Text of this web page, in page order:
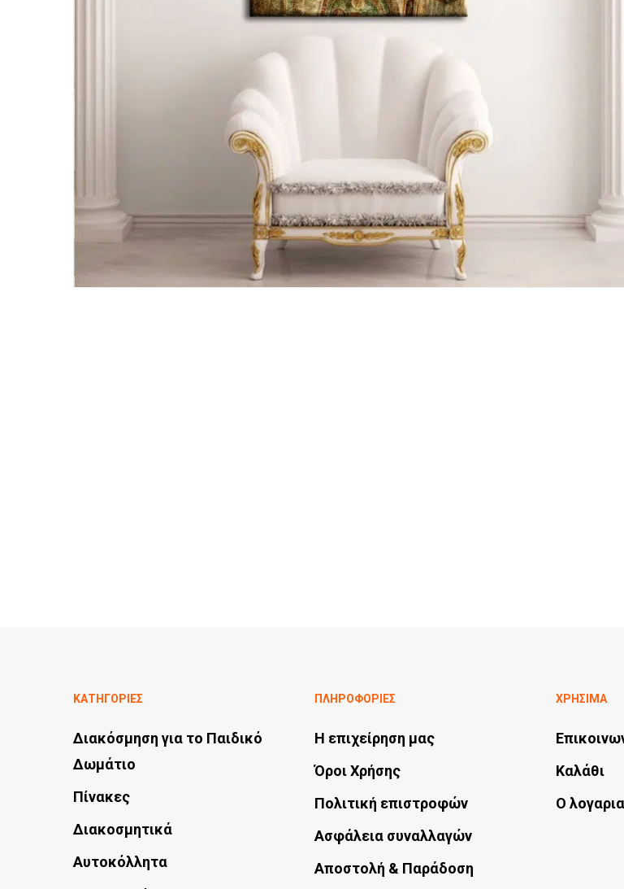
ΚΑΤΗΓΟΡΙΕΣ
Διακόσμηση για το Παιδικό
Δωμάτιο
Πίνακες
Διακοσμητικά
Αυτοκόλλητα
ΠΛΗΡΟΦΟΡΙΕΣ
Η επιχείρηση μας
Όροι Χρήσης
Πολιτική επιστροφών
Ασφάλεια συναλλαγών
Αποστολή & Παράδοση
ΧΡΗΣΙΜΑ
Καλάθι
Ο